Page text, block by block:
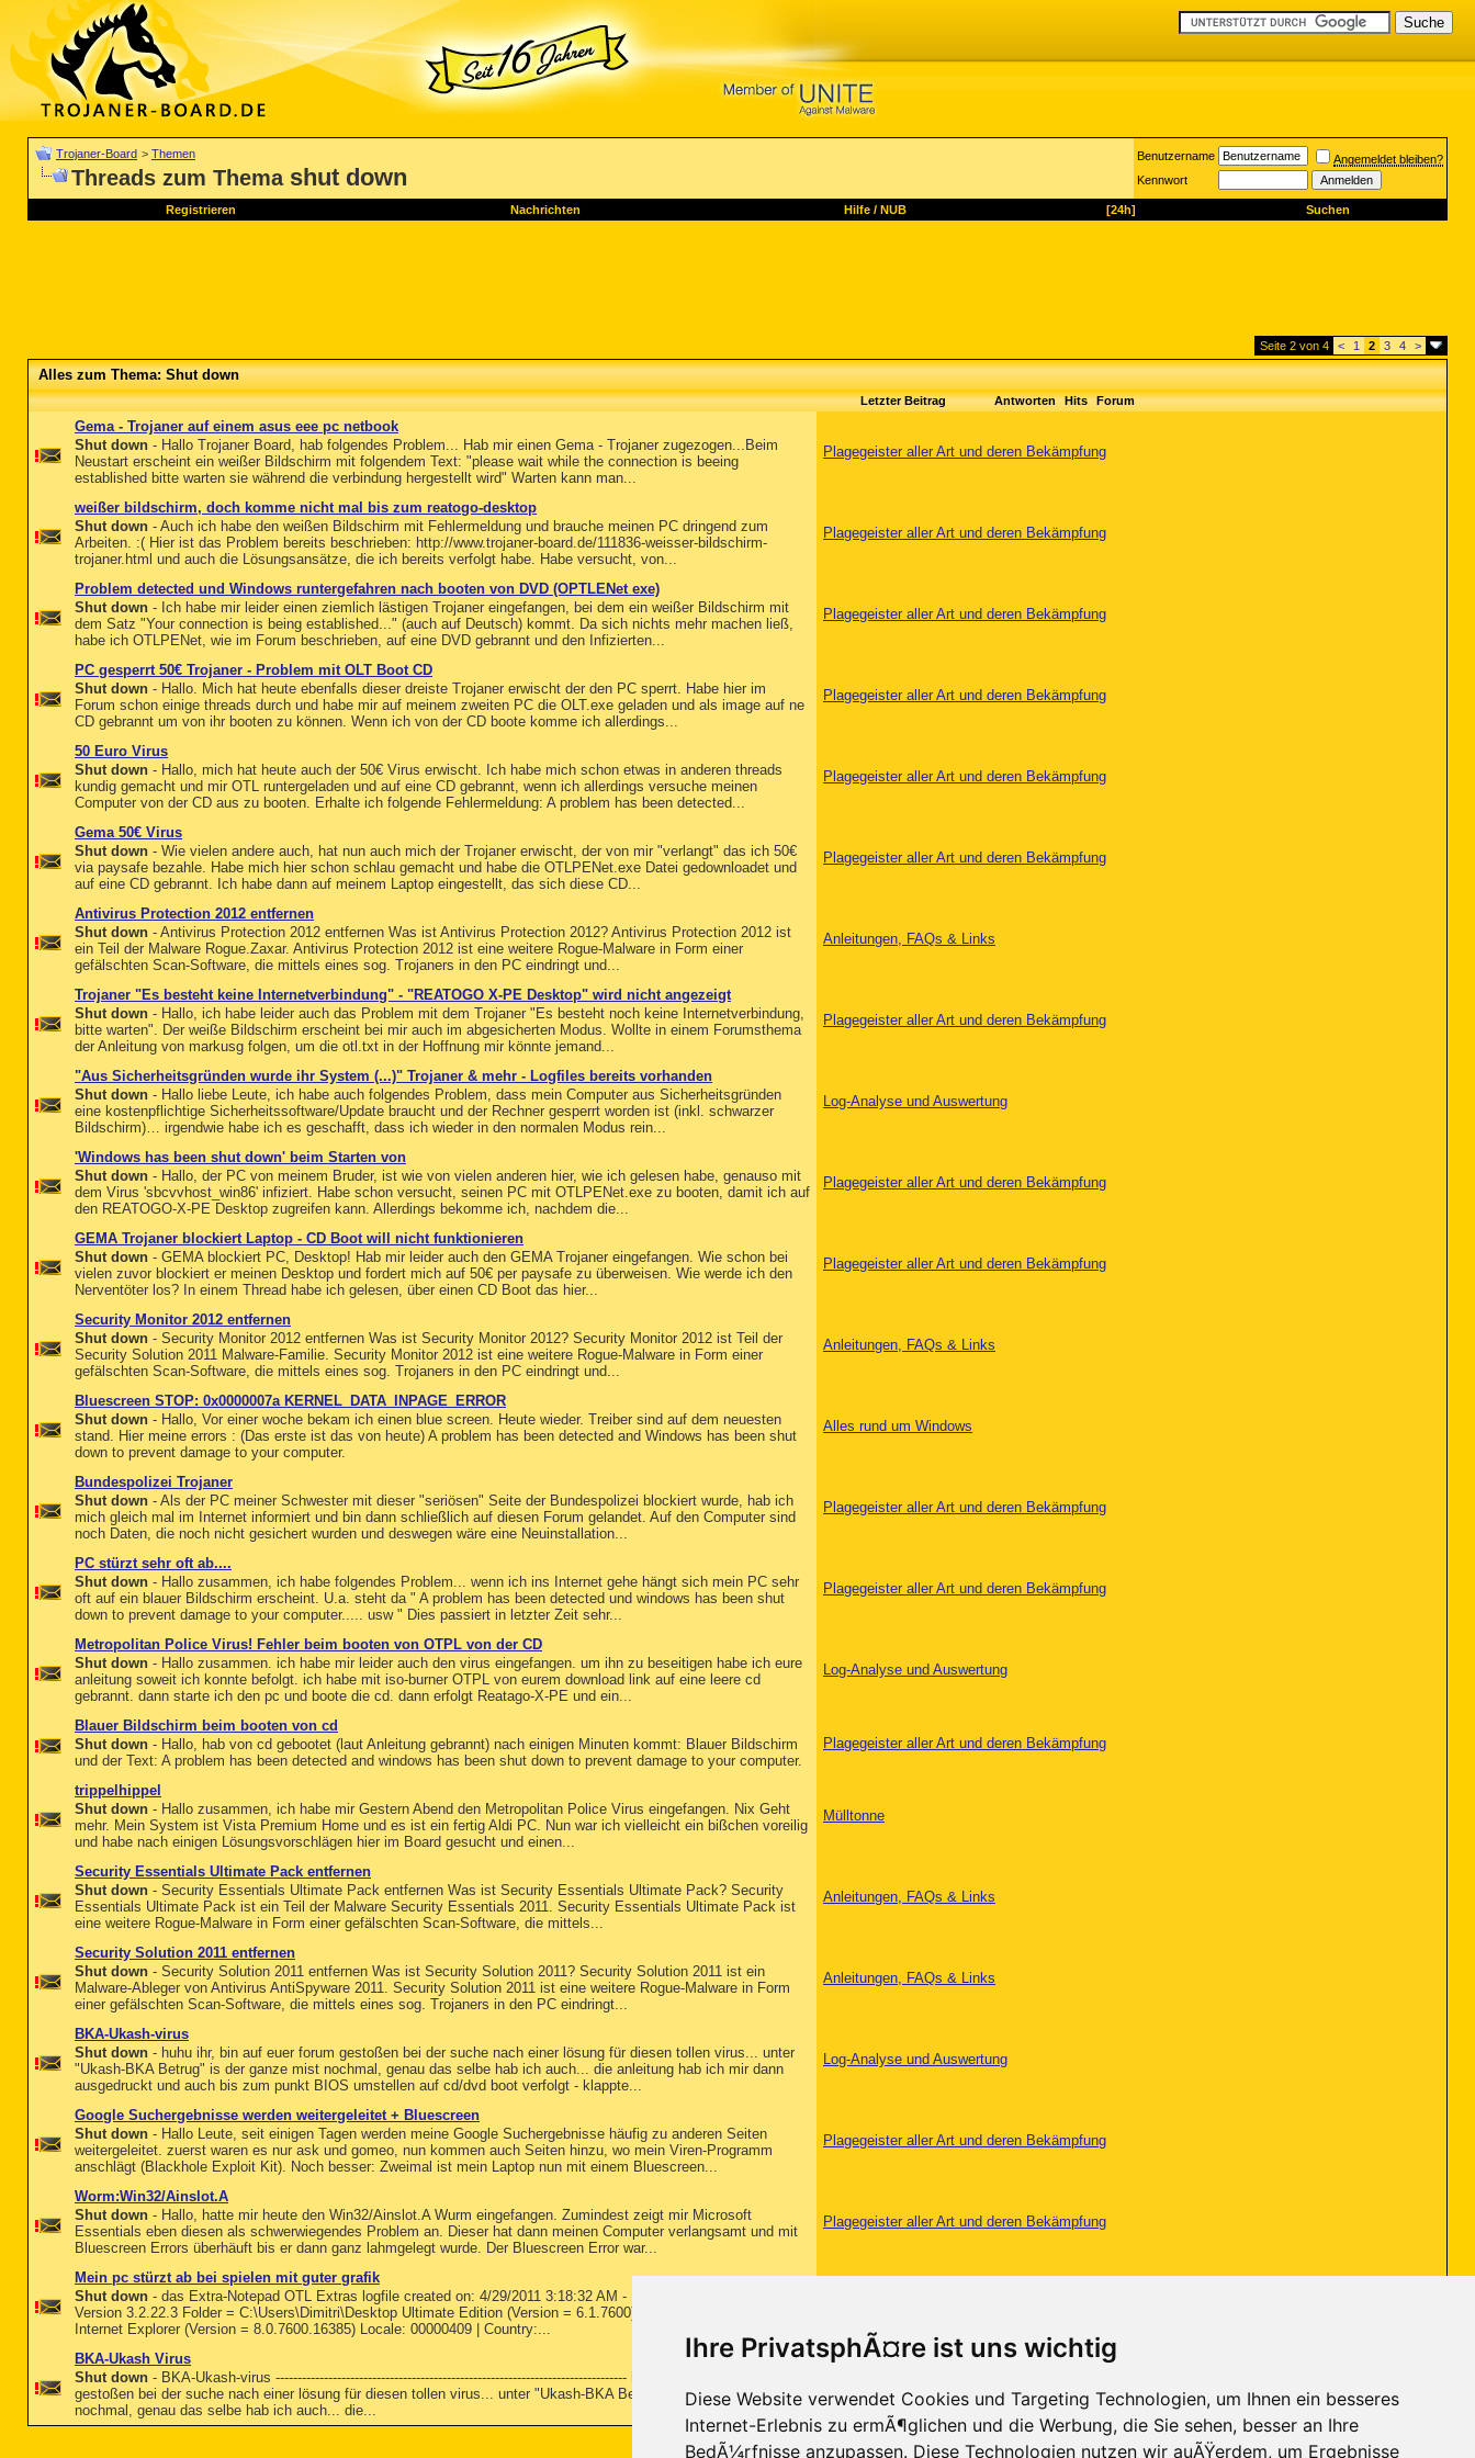
Ihre PrivatsphÃ¤re ist uns wichtig
Diese Website verwendet Cookies und Targeting Technologien, um Ihnen ein besseres
Internet-Erlebnis zu ermÃ¶glichen und die Werbung, die Sie sehen, besser an Ihre
BedÃ¼rfnisse anzupassen. Diese Technologien nutzen wir auÃŸerdem, um Ergebnisse
Trojaner-Board > Themen
Threads zum Thema shut down
Benutzername
Angemeldet bleiben?
Kennwort
Registrieren Nachrichten Hilfe/ NUB [24h] Suchen
Seite 2 von 4 < 1 2 3 4 >
Alles zum Thema: Shut down
Letzter Beitrag Antworten Hits Forum
Gema - Trojaner auf einem asus eee pc netbook
Shut down - Hallo Trojaner Board, hab folgendes Problem... Hab mir einen Gema - Trojaner zugezogen...Beim
Neustart erscheint ein weißer Bildschirm mit folgendem Text: "please wait while the connection is beeing
established bitte warten sie während die verbindung hergestellt wird" Warten kann man...
Plagegeister aller Art und deren Bekämpfung
weißer bildschirm, doch komme nicht mal bis zum reatogo-desktop
Shut down - Auch ich habe den weißen Bildschirm mit Fehlermeldung und brauche meinen PC dringend zum
Arbeiten. :( Hier ist das Problem bereits beschrieben: http://www.trojaner-board.de/111836-weisser-bildschirm-
trojaner.html und auch die Lösungsansätze, die ich bereits verfolgt habe. Habe versucht, von...
Plagegeister aller Art und deren Bekämpfung
Problem detected und Windows runtergefahren nach booten von DVD (OPTLENet exe)
Shut down - Ich habe mir leider einen ziemlich lästigen Trojaner eingefangen, bei dem ein weißer Bildschirm mit
dem Satz "Your connection is being established..." (auch auf Deutsch) kommt. Da sich nichts mehr machen ließ,
habe ich OTLPENet, wie im Forum beschrieben, auf eine DVD gebrannt und den Infizierten...
Plagegeister aller Art und deren Bekämpfung
PC gesperrt 50€ Trojaner - Problem mit OLT Boot CD
Shut down - Hallo. Mich hat heute ebenfalls dieser dreiste Trojaner erwischt der den PC sperrt. Habe hier im
Forum schon einige threads durch und habe mir auf meinem zweiten PC die OLT.exe geladen und als image auf ne
CD gebrannt um von ihr booten zu können. Wenn ich von der CD boote komme ich allerdings...
Plagegeister aller Art und deren Bekämpfung
50 Euro Virus
Shut down - Hallo, mich hat heute auch der 50€ Virus erwischt. Ich habe mich schon etwas in anderen threads
kundig gemacht und mir OTL runtergeladen und auf eine CD gebrannt, wenn ich allerdings versuche meinen
Computer von der CD aus zu booten. Erhalte ich folgende Fehlermeldung: A problem has been detected...
Plagegeister aller Art und deren Bekämpfung
Gema 50€ Virus
Shut down - Wie vielen andere auch, hat nun auch mich der Trojaner erwischt, der von mir "verlangt" das ich 50€
via paysafe bezahle. Habe mich hier schon schlau gemacht und habe die OTLPENet.exe Datei gedownloadet und
auf eine CD gebrannt. Ich habe dann auf meinem Laptop eingestellt, das sich diese CD...
Plagegeister aller Art und deren Bekämpfung
Antivirus Protection 2012 entfernen
Shut down - Antivirus Protection 2012 entfernen Was ist Antivirus Protection 2012? Antivirus Protection 2012 ist
ein Teil der Malware Rogue.Zaxar. Antivirus Protection 2012 ist eine weitere Rogue-Malware in Form einer
gefälschten Scan-Software, die mittels eines sog. Trojaners in den PC eindringt und...
Anleitungen, FAQs & Links
Trojaner "Es besteht keine Internetverbindung" - "REATOGO X-PE Desktop" wird nicht angezeigt
Shut down - Hallo, ich habe leider auch das Problem mit dem Trojaner "Es besteht noch keine Internetverbindung,
bitte warten". Der weiße Bildschirm erscheint bei mir auch im abgesicherten Modus. Wollte in einem Forumsthema
der Anleitung von markusg folgen, um die otl.txt in der Hoffnung mir könnte jemand...
Plagegeister aller Art und deren Bekämpfung
"Aus Sicherheitsgründen wurde ihr System (...)" Trojaner & mehr - Logfiles bereits vorhanden
Shut down - Hallo liebe Leute, ich habe auch folgendes Problem, dass mein Computer aus Sicherheitsgründen
eine kostenpflichtige Sicherheitssoftware/Update braucht und der Rechner gesperrt worden ist (inkl. schwarzer
Bildschirm)… irgendwie habe ich es geschafft, dass ich wieder in den normalen Modus rein...
Log-Analyse und Auswertung
'Windows has been shut down' beim Starten von
Shut down - Hallo, der PC von meinem Bruder, ist wie von vielen anderen hier, wie ich gelesen habe, genauso mit
dem Virus 'sbcvvhost_win86' infiziert. Habe schon versucht, seinen PC mit OTLPENet.exe zu booten, damit ich auf
den REATOGO-X-PE Desktop zugreifen kann. Allerdings bekomme ich, nachdem die...
Plagegeister aller Art und deren Bekämpfung
GEMA Trojaner blockiert Laptop - CD Boot will nicht funktionieren
Shut down - GEMA blockiert PC, Desktop! Hab mir leider auch den GEMA Trojaner eingefangen. Wie schon bei
vielen zuvor blockiert er meinen Desktop und fordert mich auf 50€ per paysafe zu überweisen. Wie werde ich den
Nerventöter los? In einem Thread habe ich gelesen, über einen CD Boot das hier...
Plagegeister aller Art und deren Bekämpfung
Security Monitor 2012 entfernen
Shut down - Security Monitor 2012 entfernen Was ist Security Monitor 2012? Security Monitor 2012 ist Teil der
Security Solution 2011 Malware-Familie. Security Monitor 2012 ist eine weitere Rogue-Malware in Form einer
gefälschten Scan-Software, die mittels eines sog. Trojaners in den PC eindringt und...
Anleitungen, FAQs & Links
Bluescreen STOP: 0x0000007a KERNEL_DATA_INPAGE_ERROR
Shut down - Hallo, Vor einer woche bekam ich einen blue screen. Heute wieder. Treiber sind auf dem neuesten
stand. Hier meine errors : (Das erste ist das von heute) A problem has been detected and Windows has been shut
down to prevent damage to your computer.
Alles rund um Windows
Bundespolizei Trojaner
Shut down - Als der PC meiner Schwester mit dieser "seriösen" Seite der Bundespolizei blockiert wurde, hab ich
mich gleich mal im Internet informiert und bin dann schließlich auf diesen Forum gelandet. Auf den Computer sind
noch Daten, die noch nicht gesichert wurden und deswegen wäre eine Neuinstallation...
Plagegeister aller Art und deren Bekämpfung
PC stürzt sehr oft ab....
Shut down - Hallo zusammen, ich habe folgendes Problem... wenn ich ins Internet gehe hängt sich mein PC sehr
oft auf ein blauer Bildschirm erscheint. U.a. steht da " A problem has been detected und windows has been shut
down to prevent damage to your computer..... usw " Dies passiert in letzter Zeit sehr...
Plagegeister aller Art und deren Bekämpfung
Metropolitan Police Virus! Fehler beim booten von OTPL von der CD
Shut down - Hallo zusammen. ich habe mir leider auch den virus eingefangen. um ihn zu beseitigen habe ich eure
anleitung soweit ich konnte befolgt. ich habe mit iso-burner OTPL von eurem download link auf eine leere cd
gebrannt. dann starte ich den pc und boote die cd. dann erfolgt Reatago-X-PE und ein...
Log-Analyse und Auswertung
Blauer Bildschirm beim booten von cd
Shut down - Hallo, hab von cd gebootet (laut Anleitung gebrannt) nach einigen Minuten kommt: Blauer Bildschirm
und der Text: A problem has been detected and windows has been shut down to prevent damage to your computer.
Plagegeister aller Art und deren Bekämpfung
trippelhippel
Shut down - Hallo zusammen, ich habe mir Gestern Abend den Metropolitan Police Virus eingefangen. Nix Geht
mehr. Mein System ist Vista Premium Home und es ist ein fertig Aldi PC. Nun war ich vielleicht ein bißchen voreilig
und habe nach einigen Lösungsvorschlägen hier im Board gesucht und einen...
Mülltonne
Security Essentials Ultimate Pack entfernen
Shut down - Security Essentials Ultimate Pack entfernen Was ist Security Essentials Ultimate Pack? Security
Essentials Ultimate Pack ist ein Teil der Malware Security Essentials 2011. Security Essentials Ultimate Pack ist
eine weitere Rogue-Malware in Form einer gefälschten Scan-Software, die mittels...
Anleitungen, FAQs & Links
Security Solution 2011 entfernen
Shut down - Security Solution 2011 entfernen Was ist Security Solution 2011? Security Solution 2011 ist ein
Malware-Ableger von Antivirus AntiSpyware 2011. Security Solution 2011 ist eine weitere Rogue-Malware in Form
einer gefälschten Scan-Software, die mittels eines sog. Trojaners in den PC eindringt...
Anleitungen, FAQs & Links
BKA-Ukash-virus
Shut down - huhu ihr, bin auf euer forum gestoßen bei der suche nach einer lösung für diesen tollen virus... unter
"Ukash-BKA Betrug" is der ganze mist nochmal, genau das selbe hab ich auch... die anleitung hab ich mir dann
ausgedruckt und auch bis zum punkt BIOS umstellen auf cd/dvd boot verfolgt - klappte...
Log-Analyse und Auswertung
Google Suchergebnisse werden weitergeleitet + Bluescreen
Shut down - Hallo Leute, seit einigen Tagen werden meine Google Suchergebnisse häufig zu anderen Seiten
weitergeleitet. zuerst waren es nur ask und gomeo, nun kommen auch Seiten hinzu, wo mein Viren-Programm
anschlägt (Blackhole Exploit Kit). Noch besser: Zweimal ist mein Laptop nun mit einem Bluescreen...
Plagegeister aller Art und deren Bekämpfung
Worm:Win32/Ainslot.A
Shut down - Hallo, hatte mir heute den Win32/Ainslot.A Wurm eingefangen. Zumindest zeigt mir Microsoft
Essentials eben diesen als schwerwiegendes Problem an. Dieser hat dann meinen Computer verlangsamt und mit
Bluescreen Errors überhäuft bis er dann ganz lahmgelegt wurde. Der Bluescreen Error war...
Plagegeister aller Art und deren Bekämpfung
Mein pc stürzt ab bei spielen mit guter grafik
Shut down - das Extra-Notepad OTL Extras logfile created on: 4/29/2011 3:18:32 AM - Run 1 OTL by OldTimer -
Version 3.2.22.3 Folder = C:\Users\Dimitri\Desktop Ultimate Edition (Version = 6.1.7600) - Type = NTWorkstation
Internet Explorer (Version = 8.0.7600.16385) Locale: 00000409 | Country:...
BKA-Ukash Virus
Shut down - BKA-Ukash-virus -------------------------------------------------------------------------------- huhu ihr, bin auf euer forum
gestoßen bei der suche nach einer lösung für diesen tollen virus... unter "Ukash-BKA Betrug" is der ganze mist
nochmal, genau das selbe hab ich auch... die...